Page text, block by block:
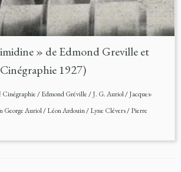
» de Edmond Greville et
1927)
Cinégraphie/Edmond Gréville/J. G. Auriol/Jacques-
George Auriol/Léon Ardouin/Lyne Clévers/Pierre